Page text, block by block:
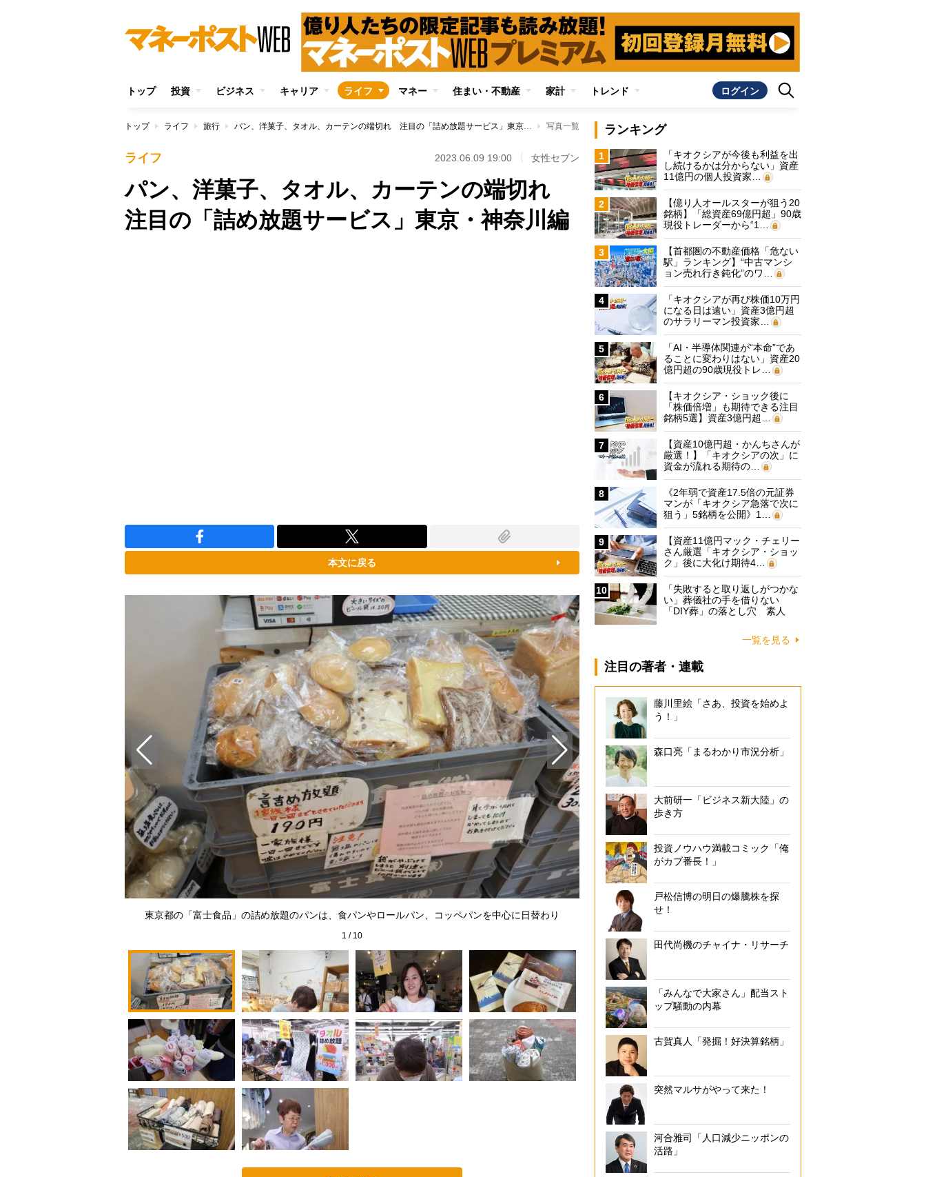
トップ 投資 ビジネス キャリア ライフ マネー 住まい・不動産 家計 トレンド ログイン
トップ ライフ 旅行 パン、洋菓子、タオル、カーテンの端切れ 注目の「詰め放題サービス」東京・神奈川編 写真一覧
ライフ 2023.06.09 19:00 女性セブン
パン、洋菓子、タオル、カーテンの端切れ
注目の「詰め放題サービス」東京・神奈川編
本文に戻る
東京都の「富士食品」の詰め放題のパンは、食パンやロールパン、コッペパンを中心に日替わり
1 / 10
ランキング
1
「キオクシアが今後も利益を出
し続けるかは分からない」資産
11億円の個人投資家…
2
【億り人オールスターが狙う20
銘柄】「総資産69億円超」90歳
現役トレーダーから“1…
3
【首都圏の不動産価格「危ない
駅」ランキング】“中古マンシ
ョン売れ行き鈍化”のワ…
4
「キオクシアが再び株価10万円
になる日は遠い」資産3億円超
のサラリーマン投資家…
5
「AI・半導体関連が“本命”であ
ることに変わりはない」資産20
億円超の90歳現役トレ…
6
【キオクシア・ショック後に
「株価倍増」も期待できる注目
銘柄5選】資産3億円超…
7
【資産10億円超・かんちさんが
厳選！】「キオクシアの次」に
資金が流れる期待の…
8
《2年弱で資産17.5倍の元証券
マンが「キオクシア急落で次に
狙う」5銘柄を公開》1…
9
【資産11億円マック・チェリー
さん厳選「キオクシア・ショッ
ク」後に大化け期待4…
10
「失敗すると取り返しがつかな
い」葬儀社の手を借りない
「DIY葬」の落とし穴 素人
一覧を見る
注目の著者・連載
藤川里絵「さあ、投資を始めよ
う！」
森口亮「まるわかり市況分析」
大前研一「ビジネス新大陸」の
歩き方
投資ノウハウ満載コミック「俺
がカブ番長！」
戸松信博の明日の爆騰株を探
せ！
田代尚機のチャイナ・リサーチ
「みんなで大家さん」配当スト
ップ騒動の内幕
古賀真人「発掘！好決算銘柄」
突然マルサがやって来た！
河合雅司「人口減少ニッポンの
活路」